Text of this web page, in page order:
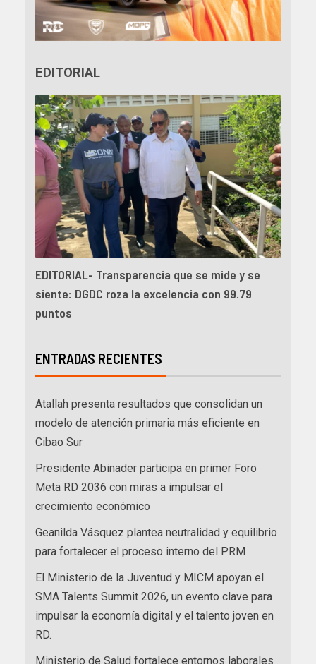
EDITORIAL
EDITORIAL- Transparencia que se mide y se
siente: DGDC roza la excelencia con 99.79
puntos
ENTRADAS RECIENTES
Atallah presenta resultados que consolidan un
modelo de atención primaria más eficiente en
Cibao Sur
Presidente Abinader participa en primer Foro
Meta RD 2036 con miras a impulsar el
crecimiento económico
Geanilda Vásquez plantea neutralidad y equilibrio
para fortalecer el proceso interno del PRM
El Ministerio de la Juventud y MICM apoyan el
SMA Talents Summit 2026, un evento clave para
impulsar la economía digital y el talento joven en
RD.
Ministerio de Salud fortalece entornos laborales